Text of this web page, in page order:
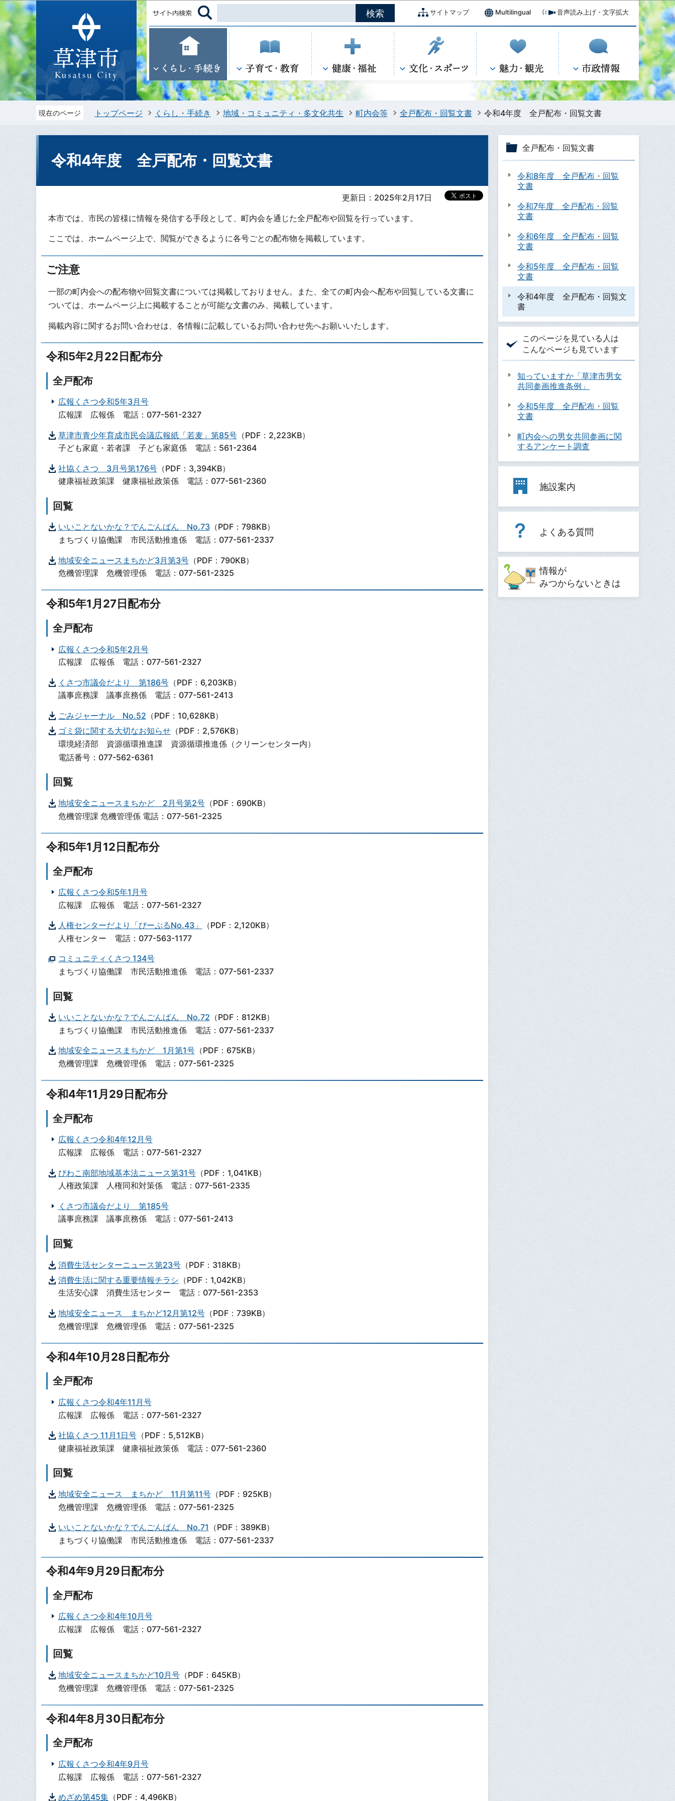
このページの本文へ移動
サイトマップ Multilingual 音声読み上げ・文字拡大
現在のページ トップページ くらし・手続き 地域・コミュニティ・多文化共生 町内会等 全戸配布・回覧文書 令和4年度 全戸配布・回覧文書
令和4年度 全戸配布・回覧文書
更新日：2025年2月17日
本市では、市民の皆様に情報を発信する手段として、町内会を通じた全戸配布や回覧を行っています。
ここでは、ホームページ上で、閲覧ができるように各号ごとの配布物を掲載しています。
ご注意
一部の町内会への配布物や回覧文書については掲載しておりません。また、全ての町内会へ配布や回覧している文書に
ついては、ホームページ上に掲載することが可能な文書のみ、掲載しています。
掲載内容に関するお問い合わせは、各情報に記載しているお問い合わせ先へお願いいたします。
令和5年2月22日配布分
全戸配布
広報くさつ令和5年3月号
広報課 広報係 電話：077-561-2327
草津市青少年育成市民会議広報紙「若麦」第85号（PDF：2,223KB）
子ども家庭・若者課 子ども家庭係 電話：561-2364
社協くさつ 3月号第176号（PDF：3,394KB）
健康福祉政策課 健康福祉政策係 電話：077-561-2360
回覧
いいことないかな？でんごんばん No.73（PDF：798KB）
まちづくり協働課 市民活動推進係 電話：077-561-2337
地域安全ニュースまちかど3月第3号（PDF：790KB）
危機管理課 危機管理係 電話：077-561-2325
令和5年1月27日配布分
全戸配布
広報くさつ令和5年2月号
広報課 広報係 電話：077-561-2327
くさつ市議会だより 第186号（PDF：6,203KB）
議事庶務課 議事庶務係 電話：077-561-2413
ごみジャーナル No.52 （PDF：10,628KB）
ゴミ袋に関する大切なお知らせ（PDF：2,576KB）
環境経済部 資源循環推進課 資源循環推進係（クリーンセンター内）
電話番号：077-562-6361
回覧
地域安全ニュースまちかど 2月号第2号（PDF：690KB）
危機管理課 危機管理係 電話：077-561-2325
令和5年1月12日配布分
全戸配布
広報くさつ令和5年1月号
広報課 広報係 電話：077-561-2327
人権センターだより「ぴーぷるNo.43」
（PDF：2,120KB）
人権センター 電話：077-563-1177
コミュニティくさつ 134号
まちづくり協働課 市民活動推進係 電話：077-561-2337
回覧
いいことないかな？でんごんばん No.72 （PDF：812KB）
まちづくり協働課 市民活動推進係 電話：077-561-2337
地域安全ニュースまちかど 1月第1号（PDF：675KB）
危機管理課 危機管理係 電話：077-561-2325
令和4年11月29日配布分
全戸配布
広報くさつ令和4年12月号
広報課 広報係 電話：077-561-2327
びわこ南部地域基本法ニュース第31号（PDF：1,041KB）
人権政策課 人権同和対策係 電話：077-561-2335
くさつ市議会だより 第185号
議事庶務課 議事庶務係 電話：077-561-2413
回覧
消費生活センターニュース第23号（PDF：318KB）
消費生活に関する重要情報チラシ （PDF：1,042KB）
生活安心課 消費生活センター 電話：077-561-2353
地域安全ニュース まちかど12月第12号（PDF：739KB）
危機管理課 危機管理係 電話：077-561-2325
令和4年10月28日配布分
全戸配布
広報くさつ令和4年11月号
広報課 広報係 電話：077-561-2327
社協くさつ 11月1日号（PDF：5,512KB）
健康福祉政策課 健康福祉政策係 電話：077-561-2360
回覧
地域安全ニュース まちかど 11月第11号（PDF：925KB）
危機管理課 危機管理係 電話：077-561-2325
いいことないかな？でんごんばん No.71 （PDF：389KB）
まちづくり協働課 市民活動推進係 電話：077-561-2337
令和4年9月29日配布分
全戸配布
広報くさつ令和4年10月号
広報課 広報係 電話：077-561-2327
回覧
地域安全ニュースまちかど10月号（PDF：645KB）
危機管理課 危機管理係 電話：077-561-2325
令和4年8月30日配布分
全戸配布
広報くさつ令和4年9月号
広報課 広報係 電話：077-561-2327
めざめ第45集（PDF：4,496KB）
全戸配布・回覧文書
令和8年度 全戸配布・回覧
文書
令和7年度 全戸配布・回覧
文書
令和6年度 全戸配布・回覧
文書
令和5年度 全戸配布・回覧
文書
令和4年度 全戸配布・回覧文
書
このページを見ている人は
こんなページも見ています
知っていますか「草津市男女
共同参画推進条例」
令和5年度 全戸配布・回覧
文書
町内会への男女共同参画に関
するアンケート調査
施設案内
よくある質問
情報が
みつからないときは